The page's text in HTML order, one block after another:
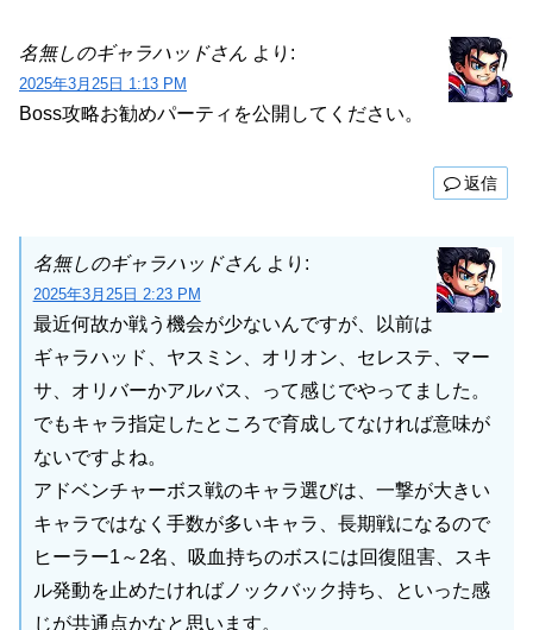
名無しのギャラハッドさん より:
2025年3月25日 1:13 PM
Boss攻略お勧めパーティを公開してください。
返信
名無しのギャラハッドさん より:
2025年3月25日 2:23 PM
最近何故か戦う機会が少ないんですが、以前は
ギャラハッド、ヤスミン、オリオン、セレステ、マー
サ、オリバーかアルバス、って感じでやってました。
でもキャラ指定したところで育成してなければ意味が
ないですよね。
アドベンチャーボス戦のキャラ選びは、一撃が大きい
キャラではなく手数が多いキャラ、長期戦になるので
ヒーラー1～2名、吸血持ちのボスには回復阻害、スキ
ル発動を止めたければノックバック持ち、といった感
じが共通点かなと思います。